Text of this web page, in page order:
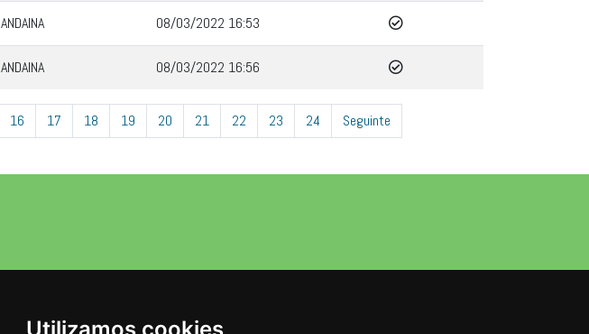
ANDAINA 08/03/2022 16:53
ANDAINA 08/03/2022 16:56
16 17 18 19 20 21 22 23 24 Seguinte